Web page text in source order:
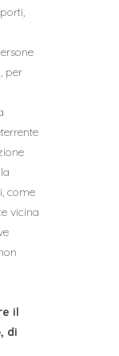
per
come
vicina
il
di